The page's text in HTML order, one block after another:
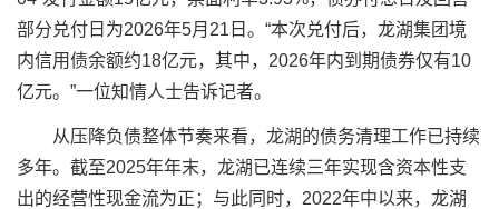
部分兑付日为2026年5月21日。“本次兑付后， 龙湖集团境
内信用债余额约18亿元，其中，2026年内到期债券仅有10
亿元。”一位知情人士告诉记者。
从压降负债整体节奏来看，龙湖的债务清理工作已持续
多年。截至2025年年末，龙湖已连续三年实现含资本性支
出的经营性现金流为正；与此同时，2022年中以来，龙湖